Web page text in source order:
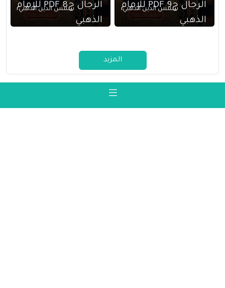
الرجال ج9 PDF للإمام
الذهبي
شمس الدين الذهبي
الرجال ج8 PDF للإمام
الذهبي
شمس الدين الذهبي
المزيد